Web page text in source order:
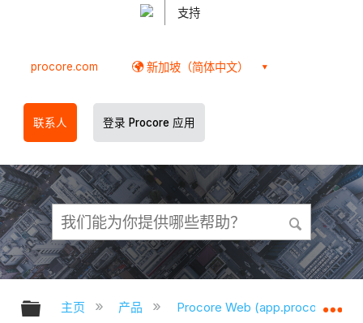
支持
procore.com 新加坡（简体中文）
联系人 登录 Procore 应用
扩展/隐缩全局层次
主页 产品 Procore Web